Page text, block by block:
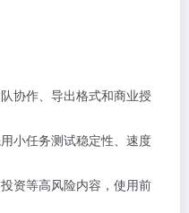
协作、导出格式和商业授
小任务测试稳定性、速度
资等高风险内容，使用前